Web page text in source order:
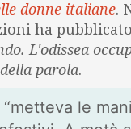
donne italiane.
ha pubblicato
L'odissea
parola.
le